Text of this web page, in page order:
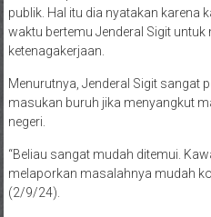
publik. Hal itu dia nyatakan karena
waktu bertemu Jenderal Sigit
ketenagakerjaan.
Menurutnya, Jenderal Sigit sangat
masukan buruh jika menyangkut
negeri.
“Beliau sangat mudah ditemui.
melaporkan masalahnya mudah
(2/9/24).